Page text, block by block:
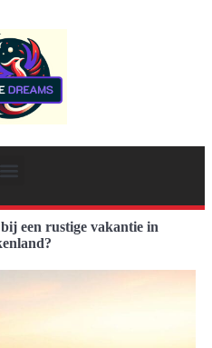
een rustige vakantie in